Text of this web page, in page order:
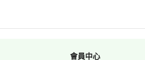
會員中心